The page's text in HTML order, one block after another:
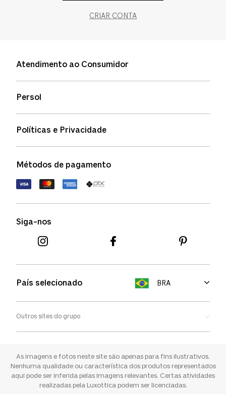
CRIAR CONTA
Atendimento ao Consumidor
Status de pedidos
Política de garantia
FAQs
Persol
Políticas e Privacidade
Política de devolução
Termos de uso
Métodos de pagamento
Siga-nos
País selecionado BRA
Outros sites do grupo
Ray-ban
Sunglass Hut
As imagens e fotos neste site são apenas para fins ilustrativos.
Nenhuma qualidade ou característica dos produtos representados
aqui pode ser inferida pelas imagens relevantes. Certas atividades
realizadas pela Luxottica podem ser licenciadas.